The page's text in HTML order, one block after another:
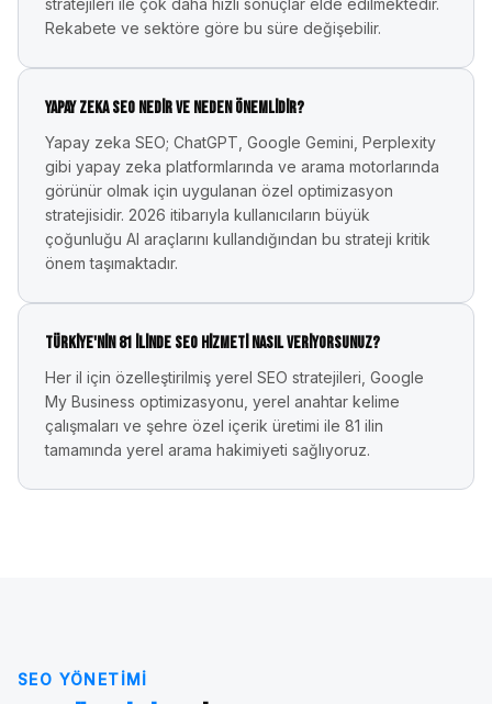
stratejileri ile çok daha hızlı sonuçlar elde edilmektedir.
Rekabete ve sektöre göre bu süre değişebilir.
Yapay zeka SEO nedir ve neden önemlidir?
Yapay zeka SEO; ChatGPT, Google Gemini, Perplexity
gibi yapay zeka platformlarında ve arama motorlarında
görünür olmak için uygulanan özel optimizasyon
stratejisidir. 2026 itibarıyla kullanıcıların büyük
çoğunluğu AI araçlarını kullandığından bu strateji kritik
önem taşımaktadır.
Türkiye'nin 81 ilinde SEO hizmeti nasıl veriyorsunuz?
Her il için özelleştirilmiş yerel SEO stratejileri, Google
My Business optimizasyonu, yerel anahtar kelime
çalışmaları ve şehre özel içerik üretimi ile 81 ilin
tamamında yerel arama hakimiyeti sağlıyoruz.
SEO YÖNETIMI